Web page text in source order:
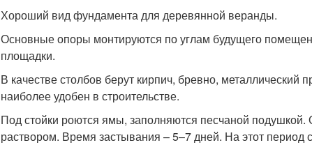
Хороший вид фундамента для деревянной веранды.
Основные опоры монтируются по углам будущего
площадки.
В качестве столбов берут кирпич, бревно, металлический
наиболее удобен в строительстве.
Под стойки роются ямы, заполняются песчаной
раствором. Время застывания – 5‒7 дней. На этот период